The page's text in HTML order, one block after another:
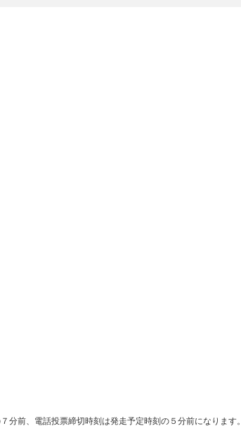
前、電話投票締切時刻は発走予定時刻の５分前になります。